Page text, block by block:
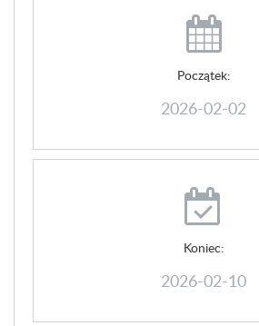
Początek:
2026-02-02
Koniec:
2026-02-10